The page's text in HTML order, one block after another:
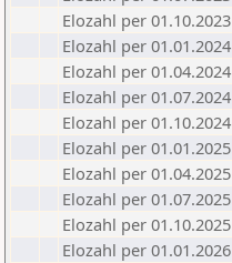
Elozahl per 01.10.2023
Elozahl per 01.01.2024
Elozahl per 01.04.2024
Elozahl per 01.07.2024
Elozahl per 01.10.2024
Elozahl per 01.01.2025
Elozahl per 01.04.2025
Elozahl per 01.07.2025
Elozahl per 01.10.2025
Elozahl per 01.01.2026